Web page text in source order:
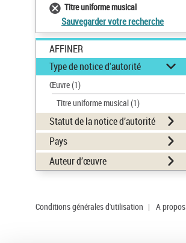
Titre uniforme musical
Sauvegarder votre recherche
AFFINER
Type de notice d'autorité
Œuvre(1)
Titre uniforme musical(1)
Statut de la notice d’autorité
Pays
Auteur d’œuvre
Conditions générales d'utilisation | A propos